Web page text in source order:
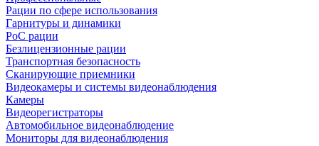
Рации по сфере использования
Гарнитуры и динамики
PoC рации
Безлицензионные рации
Транспортная безопасность
Сканирующие приемники
Видеокамеры и системы видеонаблюдения
Камеры
Видеорегистраторы
Автомобильное видеонаблюдение
Мониторы для видеонаблюдения